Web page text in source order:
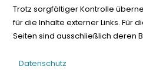
Trotz sorgfältiger Kontrolle
für die Inhalte externer Links. Für
Seiten sind ausschließlich deren
Datenschutz